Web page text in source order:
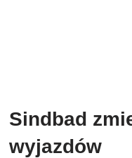
Sindbad
wyjazdów